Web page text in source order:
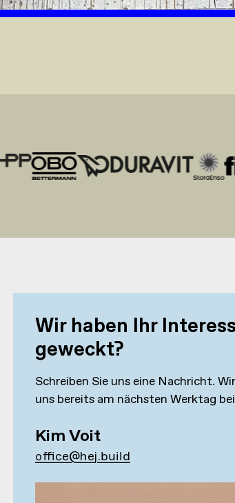
Wir haben Ihr
geweckt?
Schreiben Sie uns eine Nachricht.
uns bereits am nächsten Werktag
Kim Voit
office@hej.build